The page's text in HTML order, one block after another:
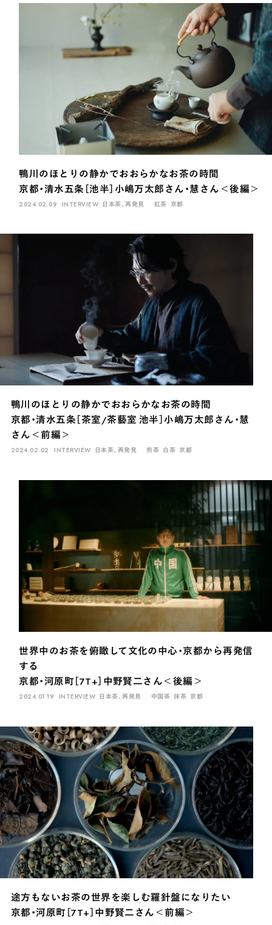
INTERVIEW
Ocha SURU? Lab.
ファーストプレイスで、お茶を
COLUMN
鴨川のほとりの静かでおおらかなお茶の時間
京都・清水五条［池半］小嶋万太郎さん・慧さん＜後編＞
2024.02.09 INTERVIEW 日本茶、再発見 紅茶 京都
鴨川のほとりの静かでおおらかなお茶の時間
京都・清水五条［茶室/茶藝室 池半］小嶋万太郎さん・慧
さん＜前編＞
2024.02.02 INTERVIEW 日本茶、再発見 煎茶 白茶 京都
世界中のお茶を俯瞰して文化の中心・京都から再発信
する
京都・河原町［7T+］中野賢二さん＜後編＞
2024.01.19 INTERVIEW 日本茶、再発見 中国茶 抹茶 京都
途方もないお茶の世界を楽しむ羅針盤になりたい
京都・河原町［7T+］中野賢二さん＜前編＞